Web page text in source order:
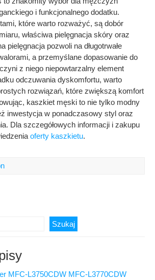
i funkcjonalnego dodatku.
które warto rozważyć, są dobór
właściwa pielęgnacja skóry oraz
pielęgnacja pozwoli na długotrwałe
a przemyślane dopasowanie do
z niego niepowtarzalny element
odczuwania dyskomfortu, warto
rozwiązań, które zwiększą komfort
kaszkiet męski to nie tylko modny
inwestycja w ponadczasowy styl oraz
Dla szczegółowych informacji i zakupu
oferty kaszkietu.
Szukaj
MFC-L3750CDW MFC-L3770CDW